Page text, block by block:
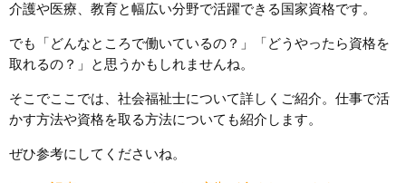
介護や医療、教育と幅広い分野で活躍できる国家資格です。
でも「どんなところで働いているの？」「どうやったら資格を
取れるの？」と思うかもしれませんね。
そこでここでは、社会福祉士について詳しくご紹介。仕事で活
かす方法や資格を取る方法についても紹介します。
ぜひ参考にしてくださいね。